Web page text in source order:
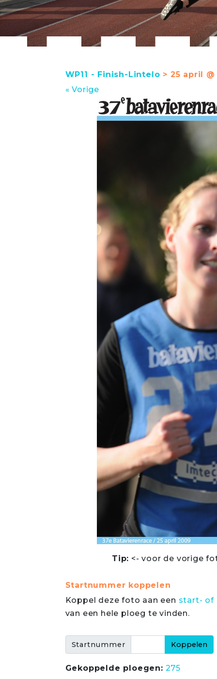
WP11 - Finish-Lintelo > 25 april
« Vorige
Tip: <- voor de vorige
Startnummer koppelen
Koppel deze foto aan een start- of
van een hele ploeg te vinden.
Startnummer
Gekoppelde ploegen: 275